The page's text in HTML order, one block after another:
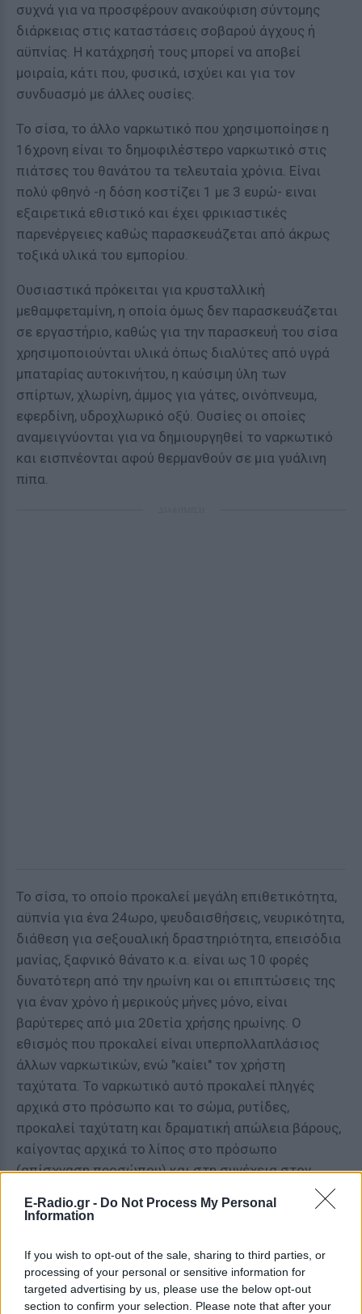
E-Radio.gr - Do Not Process My Personal
Information
If you wish to opt-out of the sale, sharing to third parties, or
processing of your personal or sensitive information for
targeted advertising by us, please use the below opt-out
section to confirm your selection. Please note that after your
συχνά για να προσφέρουν ανακούφιση σύντομης
διάρκειας στις καταστάσεις σοβαρού άγχους ή
αϋπνίας. Η κατάχρησή τους μπορεί να αποβεί
μοιραία, κάτι που, φυσικά, ισχύει και για τον
συνδυασμό με άλλες ουσίες.
Το σίσα, το άλλο ναρκωτικό που χρησιμοποίησε η
16χρονη είναι το δημοφιλέστερο ναρκωτικό στις
πιάτσες του θανάτου τα τελευταία χρόνια. Είναι
πολύ φθηνό -η δόση κοστίζει 1 με 3 ευρώ- ειναι
εξαιρετικά εθιστικό και έχει φρικιαστικές
παρενέργειες καθώς παρασκευάζεται από άκρως
τοξικά υλικά του εμπορίου.
Ουσιαστικά πρόκειται για κρυσταλλική
μεθαμφεταμίνη, η οποία όμως δεν παρασκευάζεται
σε εργαστήριο, καθώς για την παρασκευή του σίσα
χρησιμοποιούνται υλικά όπως διαλύτες από υγρά
μπαταρίας αυτοκινήτου, η καύσιμη ύλη των
σπίρτων, χλωρίνη, άμμος για γάτες, οινόπνευμα,
εφερδίνη, υδροχλωρικό οξύ. Ουσίες οι οποίες
αναμειγνύονται για να δημιουργηθεί το ναρκωτικό
και εισπνέονται αφού θερμανθούν σε μια γυάλινη
πiπα.
Το σίσα, το οποίο προκαλεί μεγάλη επιθετικότητα,
αϋπνία για ένα 24ωρο, ψευδαισθήσεις, νευρικότητα,
διάθεση για σeξουαλική δραστηριότητα, επεισόδια
μανίας, ξαφνικό θάνατο κ.α. είναι ως 10 φορές
δυνατότερη από την ηρωίνη και οι επιπτώσεις της
για έναν χρόνο ή μερικούς μήνες μόνο, είναι
βαρύτερες από μια 20ετία χρήσης ηρωίνης. Ο
εθισμός που προκαλεί είναι υπερπολλαπλάσιος
άλλων ναρκωτικών, ενώ "καίει" τον χρήστη
ταχύτατα. Το ναρκωτικό αυτό προκαλεί πληγές
αρχικά στο πρόσωπο και το σώμα, ρυτίδες,
προκαλεί ταχύτατη και δραματική απώλεια βάρους,
καίγοντας αρχικά το λίπος στο πρόσωπο
(απίσχναση προσώπου) και στη συνέχεια στον
υπόλοιπο οργανισμό, τα δόντια σαπίζουν. Με τον
ίδιο τρόπο, οι αποστεωμένοι χρήστες αρχίζουν και
και τα ζωτικά όργανα υπόκεινται τρομακτικές
βλάβες από τα τοξικά που εισπνέουν. Το εφιαλτικό
είναι ότι τα παραπάνω αποτελούν και σημάδια του